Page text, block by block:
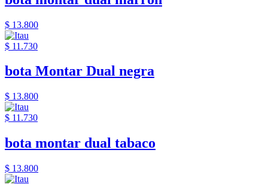
$ 13.800
$ 11.730
bota Montar Dual negra
$ 13.800
$ 11.730
bota montar dual tabaco
$ 13.800